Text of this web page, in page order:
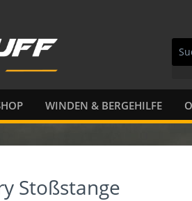
WINDEN & BERGEHILFE
Stoßstange